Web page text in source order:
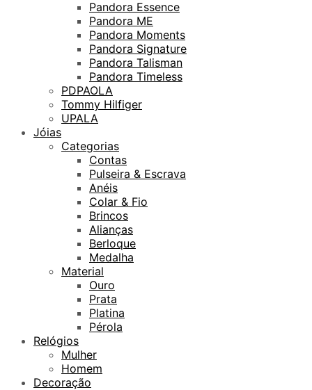
Pandora Essence
Pandora ME
Pandora Moments
Pandora Signature
Pandora Talisman
Pandora Timeless
PDPAOLA
Tommy Hilfiger
UPALA
Jóias
Categorias
Contas
Pulseira & Escrava
Anéis
Colar & Fio
Brincos
Alianças
Berloque
Medalha
Material
Ouro
Prata
Platina
Pérola
Relógios
Mulher
Homem
Decoração